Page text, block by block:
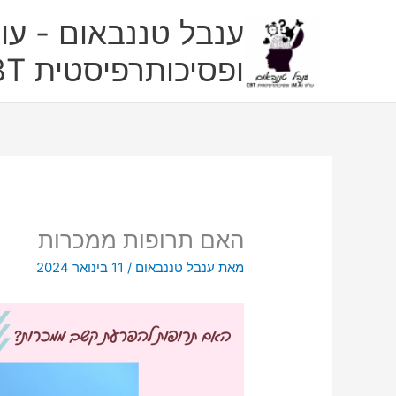
ענבל טננבאום -
ופסיכותרפיסטית CBT
האם תרופות ממכרות
מאת ענבל טננבאום/ 11 בינואר 2024